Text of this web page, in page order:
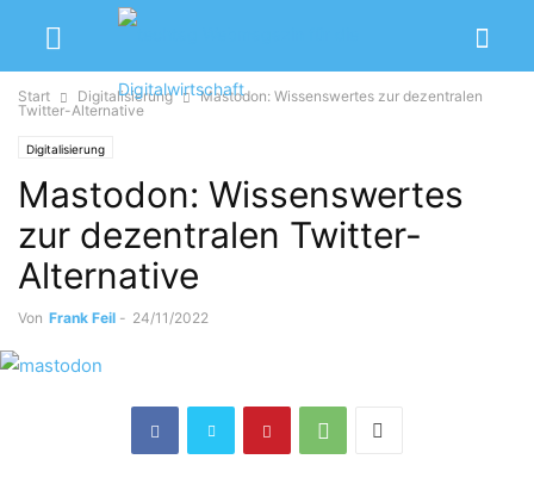
Start Digitalisierung
Mastodon: Wissenswertes zur dezentralen
Twitter-Alternative
Digitalisierung
Mastodon: Wissenswertes
zur dezentralen Twitter-
Alternative
Von Frank Feil - 24/11/2022